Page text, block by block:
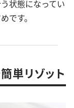
状態になってい
です。
単リゾット